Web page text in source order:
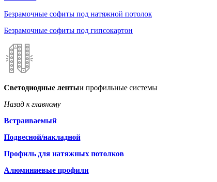
Безрамочные софиты под натяжной потолок
Безрамочные софиты под гипсокартон
Светодиодные лентыи профильные системы
Назад к главному
Встраиваемый
Подвесной/накладной
Профиль для натяжных потолков
Алюминиевые профили